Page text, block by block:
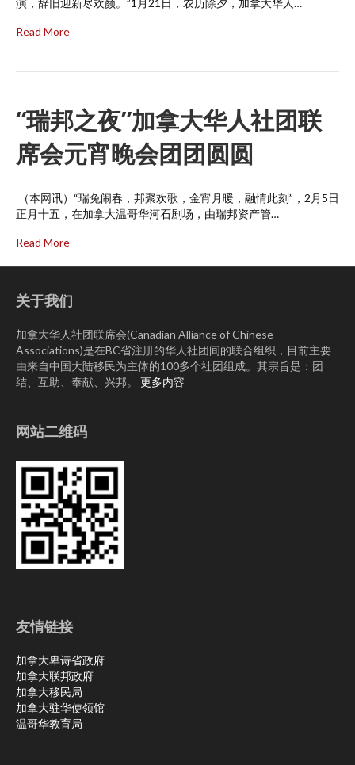
演，辞旧迎新尽欢颜。”1月21日，农历除夕，加拿大华人…
Read More
“瑞邦之夜”加拿大华人社团联
席会元宵晚会团团圆圆
（本网讯）“瑞兔闹春，邦聚欢歌，金宵月暖，融情此刻”，2月5日
正月十五，在加拿大温哥华河石剧场，由瑞邦资产管…
Read More
关于我们
加拿大华人社团联席会(Canadian Alliance of Chinese
Associations)是在BC省注册的华人社团间的联合组织，目前主要
由来自中国大陆移民为主体的100多个社团组成。其宗旨是：团
结、互助、奉献、兴邦。 更多内容
网站二维码
友情链接
加拿大卑诗省政府
加拿大联邦政府
加拿大移民局
加拿大驻华使领馆
温哥华教育局